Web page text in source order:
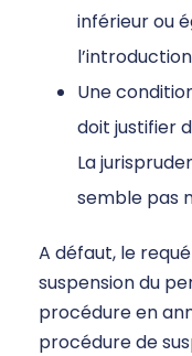
inférieur ou
Une
doit justifier
La
semble pas
A défaut, le
suspension du
procédure en
procédure de